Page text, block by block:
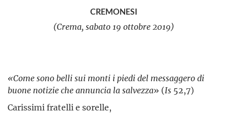
CREMONESI
(Crema, sabato 19 ottobre 2019)
«Come sono belli sui monti i piedi del messaggero di
buone notizie che annuncia la salvezza» (Is 52,7)
Carissimi fratelli e sorelle,